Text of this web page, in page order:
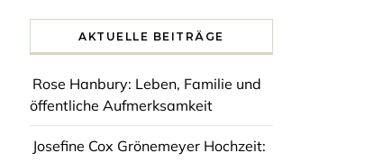
AKTUELLE BEITRÄGE
Rose Hanbury: Leben, Familie und
öffentliche Aufmerksamkeit
Josefine Cox Grönemeyer Hochzeit: